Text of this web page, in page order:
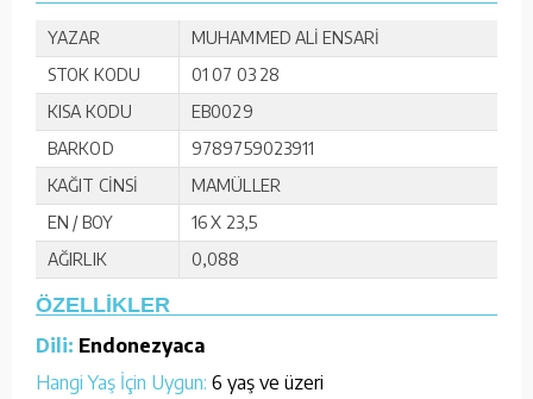
YAZAR
MUHAMMED ALİ ENSARİ
STOK KODU
01 07 03 28
KISA KODU
EB0029
BARKOD
9789759023911
KAĞIT CİNSİ
MAMÜLLER
EN / BOY
16 X 23,5
AĞIRLIK
0,088
ÖZELLİKLER
Dili: Endonezyaca
Hangi Yaş İçin Uygun: 6 yaş ve üzeri